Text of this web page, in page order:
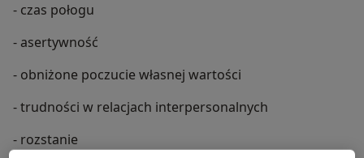
- czas połogu
- asertywność
- obniżone poczucie własnej wartości
- trudności w relacjach interpersonalnych
- rozstanie